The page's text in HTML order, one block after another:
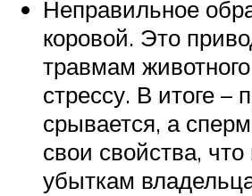
Неправильное
коровой. Это
травмам
стрессу. В итоге –
срывается, а
свои свойства,
убыткам